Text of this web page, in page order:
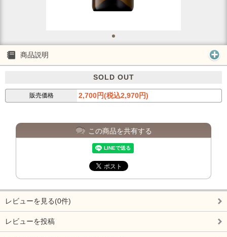
商品説明
SOLD OUT
販売価格 2,700円(税込2,970円)
この商品を共有する
レビューを見る(0件)
レビューを投稿